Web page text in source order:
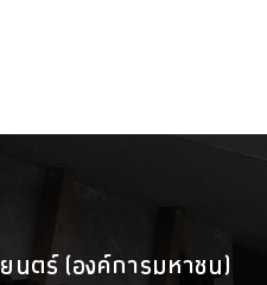
นตร์ (องค์การมหาชน)